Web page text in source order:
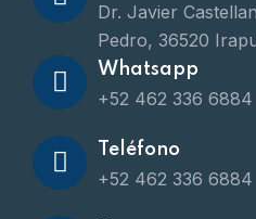
Dr. Javier
Pedro, 36520
Whatsapp
+52 462 336 6884
Teléfono
+52 462 336 6884